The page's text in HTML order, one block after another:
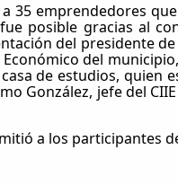
35 emprendedores
posible gracias al
del presidente
del
de estudios, quien
González, jefe del
a los participantes